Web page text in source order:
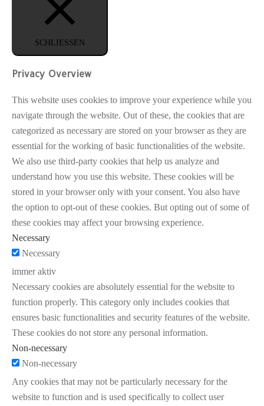
SCHLIESSEN
Privacy Overview
This website uses cookies to improve your experience while you
navigate through the website. Out of these, the cookies that are
categorized as necessary are stored on your browser as they are
essential for the working of basic functionalities of the website.
We also use third-party cookies that help us analyze and
understand how you use this website. These cookies will be
stored in your browser only with your consent. You also have
the option to opt-out of these cookies. But opting out of some of
these cookies may affect your browsing experience.
Necessary
Necessary
immer aktiv
Necessary cookies are absolutely essential for the website to
function properly. This category only includes cookies that
ensures basic functionalities and security features of the website.
These cookies do not store any personal information.
Non-necessary
Non-necessary
Any cookies that may not be particularly necessary for the
website to function and is used specifically to collect user